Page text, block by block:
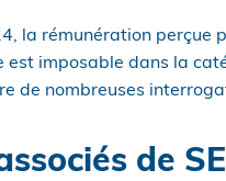
la rémunération perçue
imposable dans la
de nombreuses
de